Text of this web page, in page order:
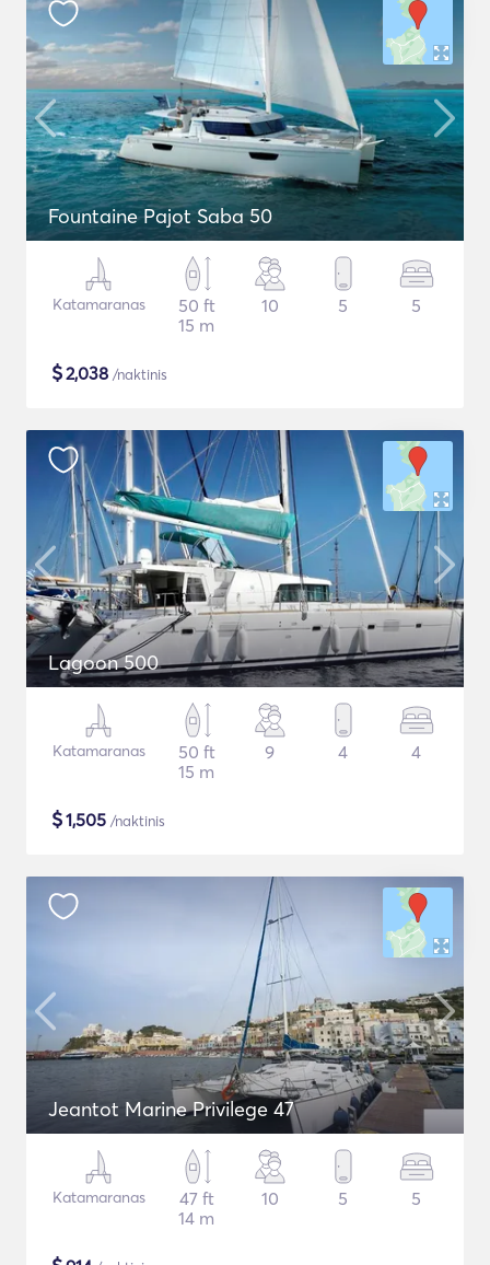
Fountaine Pajot Saba 50
Katamaranas
50 ft
15 m
10 5 5
$2,038 /naktinis
Lagoon 500
Katamaranas
50 ft
15 m
9 4 4
$1,505 /naktinis
Jeantot Marine Privilege 47
Katamaranas
47 ft
14 m
10 5 5